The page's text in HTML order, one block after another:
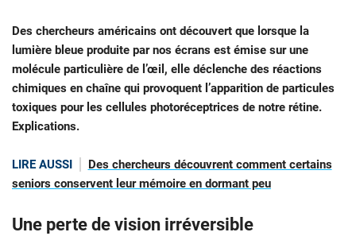
Des chercheurs américains ont découvert que lorsque la
lumière bleue produite par nos écrans est émise sur une
molécule particulière de l’œil, elle déclenche des réactions
chimiques en chaîne qui provoquent l’apparition de particules
toxiques pour les cellules photoréceptrices de notre rétine.
Explications.
LIRE AUSSI
Des chercheurs découvrent comment certains
seniors conservent leur mémoire en dormant peu
Une perte de vision irréversible